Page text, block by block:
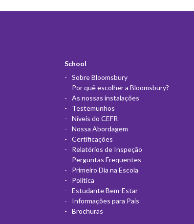
School
Sobre Bloomsbury
Por quê escolher a Bloomsbury?
As nossas instalações
Testemunhos
Níveis do CEFR
Nossa Abordagem
Certificações
Relatórios de Inspeção
Perguntas Frequentes
Primeiro Dia na Escola
Política
Estudante Bem-Estar
Informações para Pais
Brochuras